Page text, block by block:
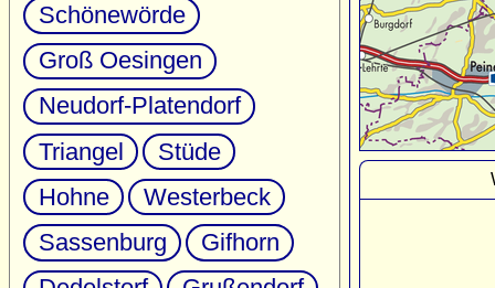
Schönewörde
Groß Oesingen
Neudorf-Platendorf
Triangel
Stüde
Hohne
Westerbeck
Sassenburg
Gifhorn